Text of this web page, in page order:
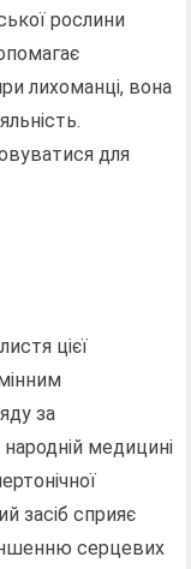
рослини
лихоманці, вона
для
цієї
за
медицині
засіб сприяє
серцевих